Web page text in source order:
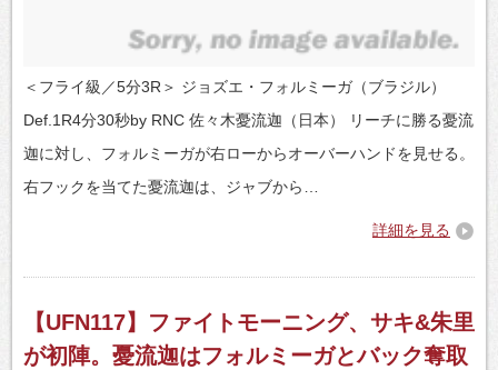
＜フライ級／5分3R＞ ジョズエ・フォルミーガ（ブラジル）
Def.1R4分30秒by RNC 佐々木憂流迦（日本） リーチに勝る憂流
迦に対し、フォルミーガが右ローからオーバーハンドを見せる。
右フックを当てた憂流迦は、ジャブから…
詳細を見る
【UFN117】ファイトモーニング、サキ&朱里
が初陣。憂流迦はフォルミーガとバック奪取